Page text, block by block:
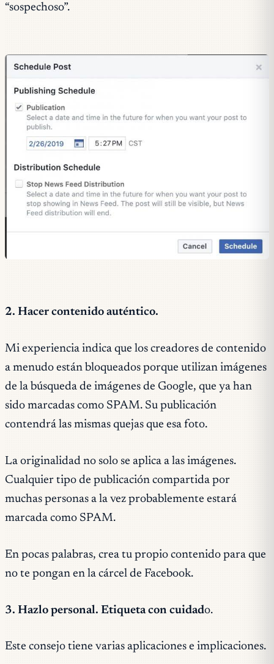
“sospechoso”.
2. Hacer contenido auténtico.
Mi experiencia indica que los creadores de contenido
a menudo están bloqueados porque utilizan imágenes
de la búsqueda de imágenes de Google, que ya han
sido marcadas como SPAM. Su publicación
contendrá las mismas quejas que esa foto.
La originalidad no solo se aplica a las imágenes.
Cualquier tipo de publicación compartida por
muchas personas a la vez probablemente estará
marcada como SPAM.
En pocas palabras, crea tu propio contenido para que
no te pongan en la cárcel de Facebook.
3. Hazlo personal. Etiqueta con cuidado.
Este consejo tiene varias aplicaciones e implicaciones.